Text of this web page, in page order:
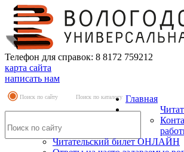
Телефон для справок: 8 8172 759212
карта сайта
написать нам
Поиск по сайту Поиск по каталогу Главная
Читательский билет ОНЛАЙН